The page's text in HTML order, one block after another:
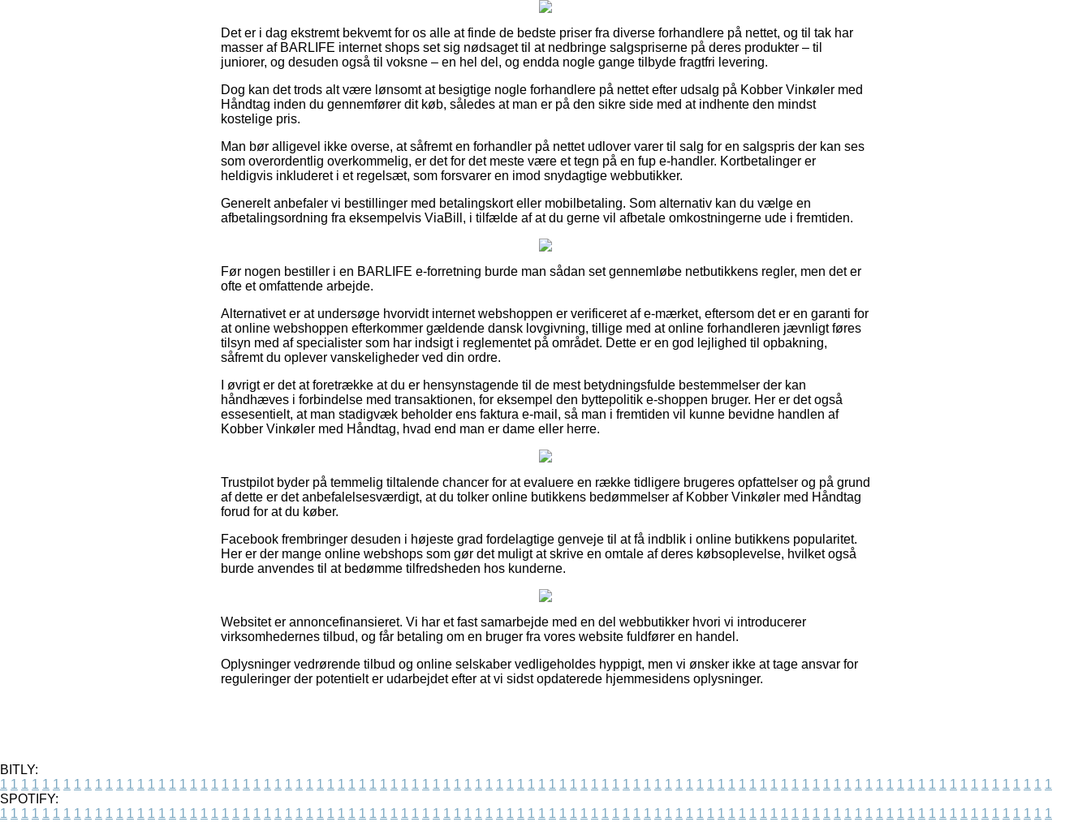
Det er i dag ekstremt bekvemt for os alle at finde de bedste priser fra diverse forhandlere på nettet, og til tak har
masser af BARLIFE internet shops set sig nødsaget til at nedbringe salgspriserne på deres produkter – til
juniorer, og desuden også til voksne – en hel del, og endda nogle gange tilbyde fragtfri levering.
Dog kan det trods alt være lønsomt at besigtige nogle forhandlere på nettet efter udsalg på Kobber Vinkøler med
Håndtag inden du gennemfører dit køb, således at man er på den sikre side med at indhente den mindst
kostelige pris.
Man bør alligevel ikke overse, at såfremt en forhandler på nettet udlover varer til salg for en salgspris der kan ses
som overordentlig overkommelig, er det for det meste være et tegn på en fup e-handler. Kortbetalinger er
heldigvis inkluderet i et regelsæt, som forsvarer en imod snydagtige webbutikker.
Generelt anbefaler vi bestillinger med betalingskort eller mobilbetaling. Som alternativ kan du vælge en
afbetalingsordning fra eksempelvis ViaBill, i tilfælde af at du gerne vil afbetale omkostningerne ude i fremtiden.
Før nogen bestiller i en BARLIFE e-forretning burde man sådan set gennemløbe netbutikkens regler, men det er
ofte et omfattende arbejde.
Alternativet er at undersøge hvorvidt internet webshoppen er verificeret af e-mærket, eftersom det er en garanti for
at online webshoppen efterkommer gældende dansk lovgivning, tillige med at online forhandleren jævnligt føres
tilsyn med af specialister som har indsigt i reglementet på området. Dette er en god lejlighed til opbakning,
såfremt du oplever vanskeligheder ved din ordre.
I øvrigt er det at foretrække at du er hensynstagende til de mest betydningsfulde bestemmelser der kan
håndhæves i forbindelse med transaktionen, for eksempel den byttepolitik e-shoppen bruger. Her er det også
essesentielt, at man stadigvæk beholder ens faktura e-mail, så man i fremtiden vil kunne bevidne handlen af
Kobber Vinkøler med Håndtag, hvad end man er dame eller herre.
Trustpilot byder på temmelig tiltalende chancer for at evaluere en række tidligere brugeres opfattelser og på grund
af dette er det anbefalelsesværdigt, at du tolker online butikkens bedømmelser af Kobber Vinkøler med Håndtag
forud for at du køber.
Facebook frembringer desuden i højeste grad fordelagtige genveje til at få indblik i online butikkens popularitet.
Her er der mange online webshops som gør det muligt at skrive en omtale af deres købsoplevelse, hvilket også
burde anvendes til at bedømme tilfredsheden hos kunderne.
Websitet er annoncefinansieret. Vi har et fast samarbejde med en del webbutikker hvori vi introducerer
virksomhedernes tilbud, og får betaling om en bruger fra vores website fuldfører en handel.
Oplysninger vedrørende tilbud og online selskaber vedligeholdes hyppigt, men vi ønsker ikke at tage ansvar for
reguleringer der potentielt er udarbejdet efter at vi sidst opdaterede hjemmesidens oplysninger.
BITLY:
1 1 1 1 1 1 1 1 1 1 1 1 1 1 1 1 1 1 1 1 1 1 1 1 1 1 1 1 1 1 1 1 1 1 1 1 1 1 1 1 1 1 1 1 1 1 1 1 1 1 1 1 1 1 1 1 1 1 1 1 1 1 1 1 1 1 1 1 1 1 1 1 1 1 1 1 1 1 1 1 1 1 1 1 1 1 1 1 1 1 1 1 1 1 1 1 1 1 1 1
SPOTIFY:
1 1 1 1 1 1 1 1 1 1 1 1 1 1 1 1 1 1 1 1 1 1 1 1 1 1 1 1 1 1 1 1 1 1 1 1 1 1 1 1 1 1 1 1 1 1 1 1 1 1 1 1 1 1 1 1 1 1 1 1 1 1 1 1 1 1 1 1 1 1 1 1 1 1 1 1 1 1 1 1 1 1 1 1 1 1 1 1 1 1 1 1 1 1 1 1 1 1 1 1